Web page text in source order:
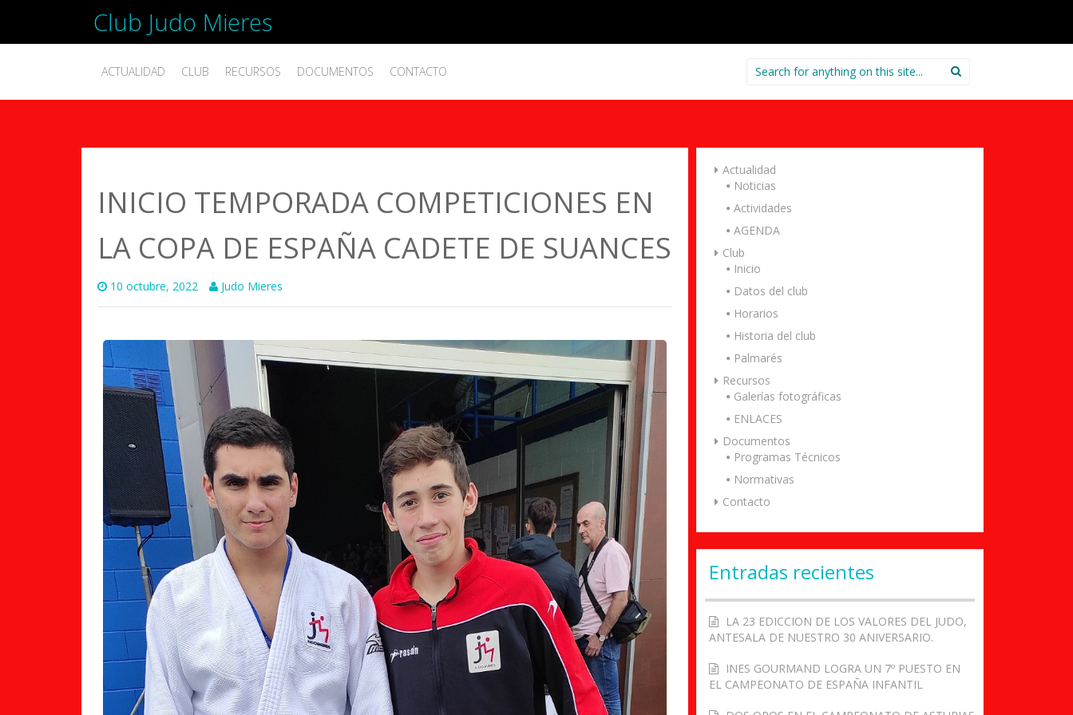
Club Judo Mieres
ACTUALIDAD CLUB RECURSOS DOCUMENTOS CONTACTO
Search
for:
INICIO TEMPORADA COMPETICIONES EN
LA COPA DE ESPAÑA CADETE DE SUANCES
10 octubre, 2022 Judo Mieres
Actualidad
Noticias
Actividades
AGENDA
Club
Inicio
Datos del club
Horarios
Historia del club
Palmarés
Recursos
Galerías fotográficas
ENLACES
Documentos
Programas Técnicos
Normativas
Contacto
Entradas recientes
LA 23 EDICCION DE LOS VALORES DEL JUDO,
ANTESALA DE NUESTRO 30 ANIVERSARIO.
INES GOURMAND LOGRA UN 7º PUESTO EN
EL CAMPEONATO DE ESPAÑA INFANTIL